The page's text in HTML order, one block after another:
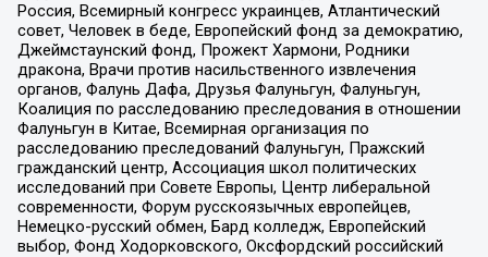
Россия, Всемирный конгресс украинцев, Атлантический
совет, Человек в беде, Европейский фонд за демократию,
Джеймстаунский фонд, Прожект Хармони, Родники
дракона, Врачи против насильственного извлечения
органов, Фалунь Дафа, Друзья Фалуньгун, Фалуньгун,
Коалиция по расследованию преследования в отношении
Фалуньгун в Китае, Всемирная организация по
расследованию преследований Фалуньгун, Пражский
гражданский центр, Ассоциация школ политических
исследований при Совете Европы, Центр либеральной
современности, Форум русскоязычных европейцев,
Немецко-русский обмен, Бард колледж, Европейский
выбор, Фонд Ходорковского, Оксфордский российский